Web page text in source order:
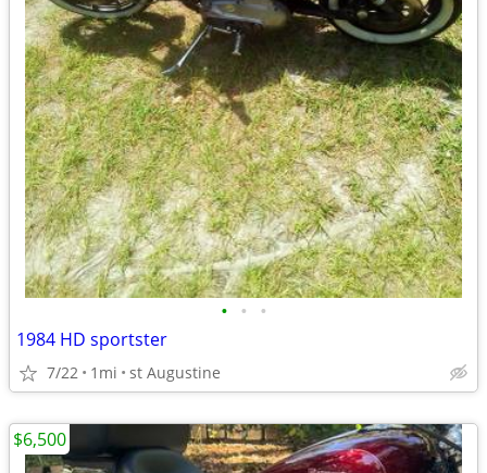
• • •
1984 HD sportster
7/22 1mi st Augustine
$6,500